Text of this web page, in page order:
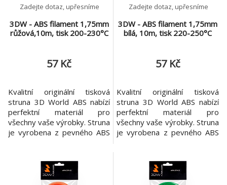
3DW - ABS filament 1,75mm
růžová,10m, tisk 200-230°C
Zadejte dotaz, upřesníme
57 Kč
Kvalitní originální tisková
struna 3D World ABS nabízí
perfektní materiál pro
všechny vaše výrobky. Struna
je vyrobena z pevného ABS
cívce zaručuje velmi přesné
výsledky za každých
okolností. ABS je amorfní
3DW - ABS filament 1,75mm
bílá, 10m, tisk 220-250°C
Zadejte dotaz, upřesníme
57 Kč
Kvalitní originální tisková
struna 3D World ABS nabízí
perfektní materiál pro
všechny vaše výrobky. Struna
je vyrobena z pevného ABS
cívce zaručuje velmi přesné
výsledky za každých
okolností. ABS je amorfní